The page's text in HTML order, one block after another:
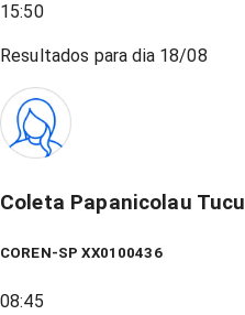
15:50
Resultados para dia 18/08
Coleta Papanicolau Tucu
COREN-SP XX0100436
08:45